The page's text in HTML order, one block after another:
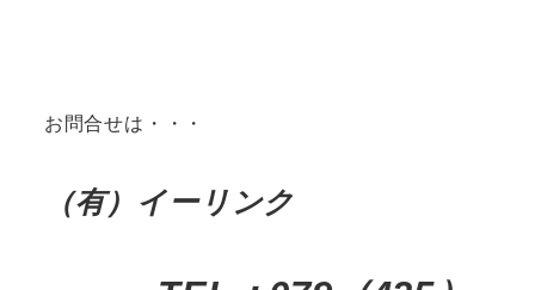
お問合せは・・・
（有）イーリンク